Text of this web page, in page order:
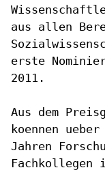
aus allen
erste
2011.
Aus dem
koennen
Jahren
Fachkollegen